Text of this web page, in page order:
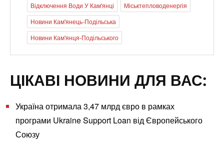
Відключення Води У Кам'янці
Міськтепловоденергія
Новини Кам'янець-Подільська
Новини Кам'янця-Подільського
ЦІКАВІ НОВИНИ ДЛЯ ВАС:
Україна отримала 3,47 млрд євро в рамках
програми Ukraine Support Loan від Європейського
Союзу